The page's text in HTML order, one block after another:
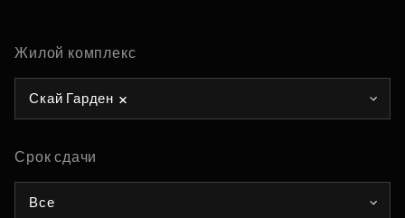
Жилой комплекс
Скай Гарден
Срок сдачи
Все